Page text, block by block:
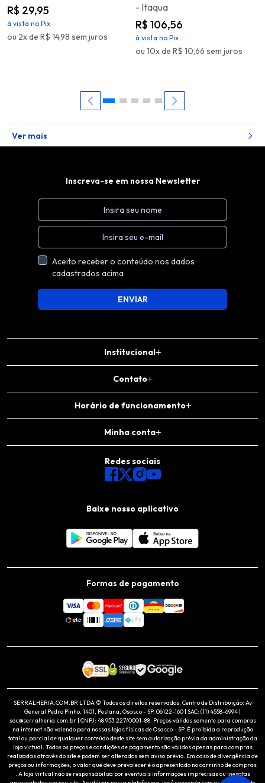
R$ 29,95
à vista no Pix
ou 2x de R$ 14,98 sem juros
- Itaqua
R$ 106,56
à vista no Pix
ou 10x de R$ 10,66 sem juros
Ver mais
Institucional
Contato
Horário de funcionamento
Minha conta
Baixe nosso aplicativo
Redes sociais
Inscreva-se em nossa Newsletter
Aceito receber o conteúdo nos dados
cadastrados acima
ENVIAR
Formas de pagamento
SERRALHERIA.COM.BR LTDA © Todos os direitos reservados. Centro de Distribuição: Av
General Pedro Pinho, 1401, Pestana, Osasco - SP, 06122-160 | SAC: (11) 4558-6994 |
sac@serralheria.com.br | CNPJ: 48.953.227/0001-88. Preços válidos somente para compras
na internet não valendo para nossas lojas físicas de Osasco - SP. É proibida a reprodução
total ou parcial de qualquer conteúdo deste site sem autorização prévia da administração da
loja virtual. Todos os preços e condições de pagamento são válidos apenas para compras
realizadas através do site e podem ser alterados sem aviso prévio. Em caso de divergência de
preços ou informações, o valor que deve prevalecer é o apresentado no carrinho de compras
. A loja virtual não se responsabiliza por eventuais informações imprecisas ou inexatas